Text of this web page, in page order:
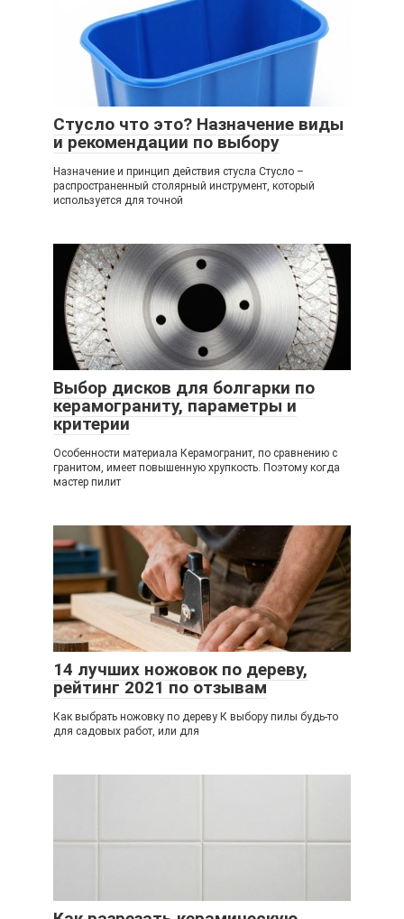
Стусло что это? Назначение виды
и рекомендации по выбору
Назначение и принцип действия стусла Стусло –
распространенный столярный инструмент, который
используется для точной
Выбор дисков для болгарки по
керамограниту, параметры и
критерии
Особенности материала Керамогранит, по сравнению с
гранитом, имеет повышенную хрупкость. Поэтому когда
мастер пилит
14 лучших ножовок по дереву,
рейтинг 2021 по отзывам
Как выбрать ножовку по дереву К выбору пилы будь-то
для садовых работ, или для